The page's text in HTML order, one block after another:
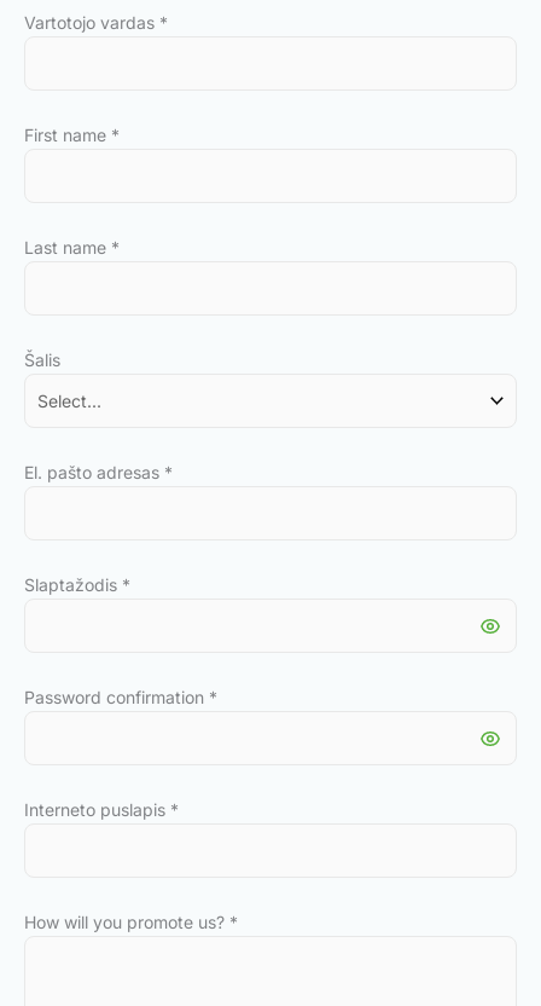
Vartotojo vardas *
First name *
Last name *
Šalis
El. pašto adresas *
Slaptažodis *
Password confirmation *
Interneto puslapis *
How will you promote us? *